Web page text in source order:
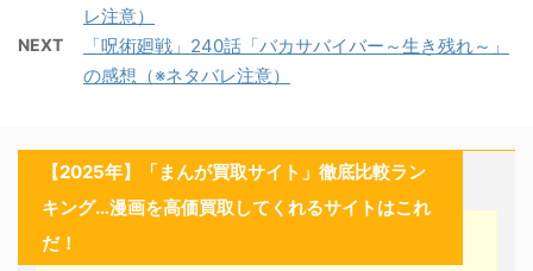
レ注意）
NEXT
「呪術廻戦」240話「バカサバイバー～生き残れ～」
の感想（※ネタバレ注意）
【2025年】「まんが買取サイト」徹底比較ラン
キング…漫画を高価買取してくれるサイトはこれ
だ！